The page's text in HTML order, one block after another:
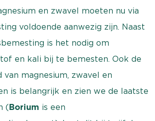
en zwavel moeten nu via
voldoende aanwezig zijn. Naast
is het nodig om
en kali bij te bemesten. Ook de
van magnesium, zwavel en
is belangrijk en zien we de laatste
(Borium is een